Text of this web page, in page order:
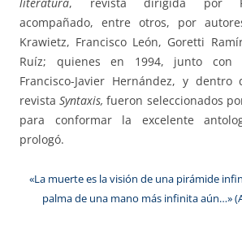
acompañado, entre otros, por
Krawietz, Francisco León, Goretti
Ruíz; quienes en 1994, junto con
Francisco-Javier Hernández, y
revistaSyntaxis,fueron seleccionados
para conformar la excelente
prologó.
«La muerte es la visión de una pirámide
palma de una mano más infinita aún…»